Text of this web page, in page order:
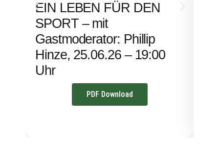
EIN LEBEN FÜR DEN
SPORT – mit
Gastmoderator: Phillip
Hinze, 25.06.26 – 19:00
Uhr
PDF Download